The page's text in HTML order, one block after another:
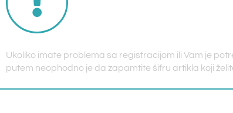
Ukoliko imate problema sa registracijom ili Vam je
putem neophodno je da zapamtite šifru artikla koji